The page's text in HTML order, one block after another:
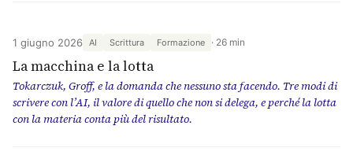
1 giugno 2026 AI Scrittura Formazione 26 min
La macchina e la lotta
Tokarczuk, Groff, e la domanda che nessuno sta facendo. Tre modi di
scrivere con l’AI, il valore di quello che non si delega, e perché la lotta
con la materia conta più del risultato.